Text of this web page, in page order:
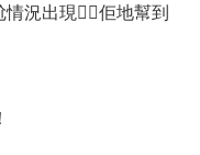
況出現👉🏻佢地幫到